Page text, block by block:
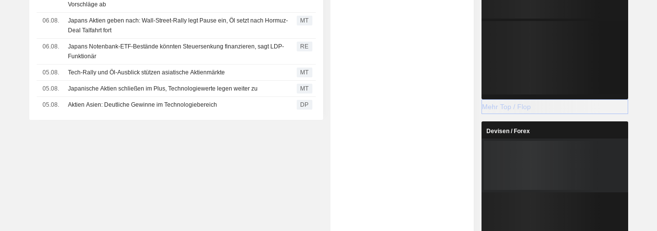
Vorschläge ab
06.08.
Japans Aktien geben nach: Wall-Street-Rally legt Pause ein, Öl setzt nach Hormuz-
Deal Talfahrt fort
MT
06.08.
Japans Notenbank-ETF-Bestände könnten Steuersenkung finanzieren, sagt LDP-
Funktionär
RE
05.08. Tech-Rally und Öl-Ausblick stützen asiatische Aktienmärkte MT
05.08. Japanische Aktien schließen im Plus, Technologiewerte legen weiter zu MT
05.08. Aktien Asien: Deutliche Gewinne im Technologiebereich DP Mehr Top / Flop
Devisen / Forex